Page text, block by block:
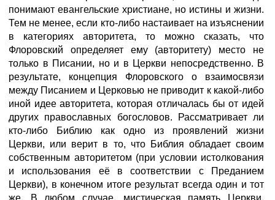
понимают евангельские христиане, но истины и жизни.
Тем не менее, если кто-либо настаивает на изъяснении
в категориях авторитета, то можно сказать, что
Флоровский определяет ему (авторитету) место не
только в Писании, но и в Церкви непосредственно. В
результате, концепция Флоровского о взаимосвязи
между Писанием и Церковью не приводит к какой-либо
иной идее авторитета, которая отличалась бы от идей
других православных богословов. Рассматривает ли
кто-либо Библию как одно из проявлений жизни
Церкви, или верит в то, что Библия обладает своим
собственным авторитетом (при условии истолкования
и использования её в соответствии с Преданием
Церкви), в конечном итоге результат всегда один и тот
же. В любом случае, мистическая память Церкви,